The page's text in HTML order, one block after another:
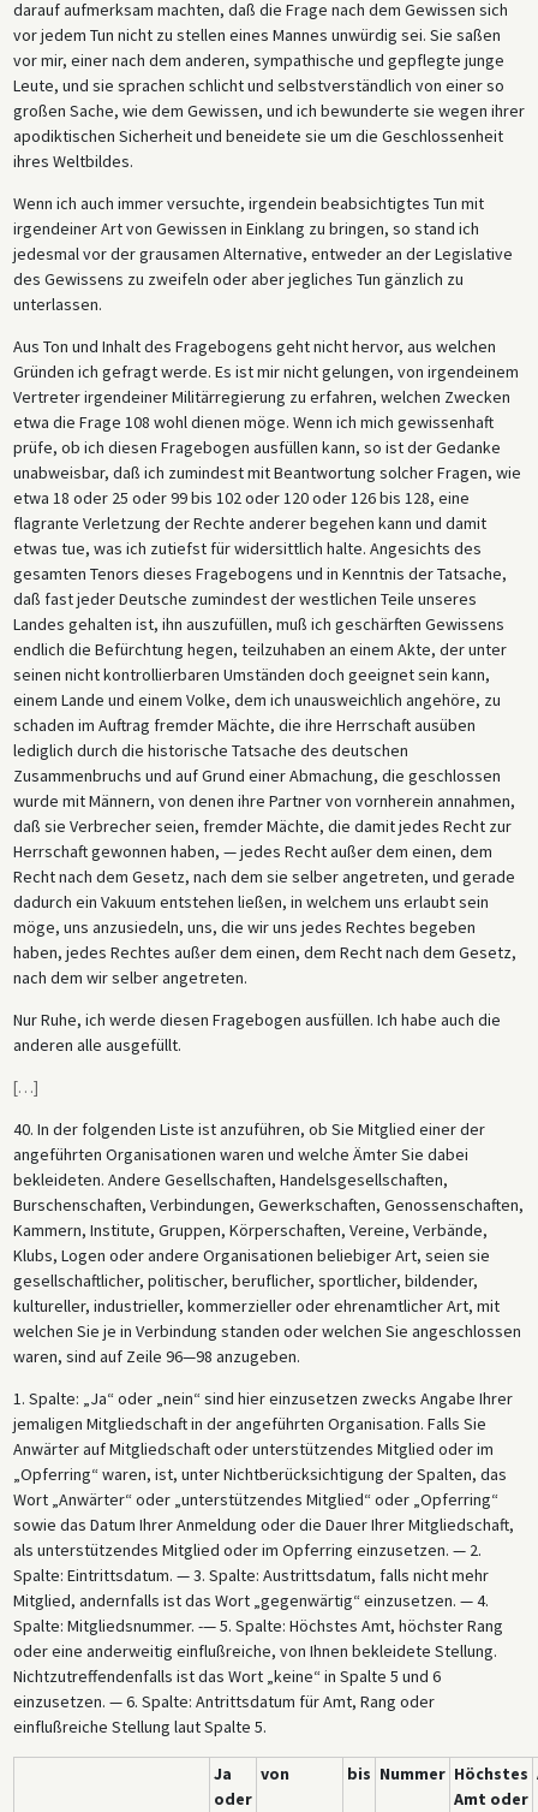
darauf aufmerksam machten, daß die Frage nach dem Gewissen sich
vor jedem Tun nicht zu stellen eines Mannes unwürdig sei. Sie saßen
vor mir, einer nach dem anderen, sympathische und gepflegte junge
Leute, und sie sprachen schlicht und selbstverständlich von einer so
großen Sache, wie dem Gewissen, und ich bewunderte sie wegen ihrer
apodiktischen Sicherheit und beneidete sie um die Geschlossenheit
ihres Weltbildes.
Wenn ich auch immer versuchte, irgendein beabsichtigtes Tun mit
irgendeiner Art von Gewissen in Einklang zu bringen, so stand ich
jedesmal vor der grausamen Alternative, entweder an der Legislative
des Gewissens zu zweifeln oder aber jegliches Tun gänzlich zu
unterlassen.
Aus Ton und Inhalt des Fragebogens geht nicht hervor, aus welchen
Gründen ich gefragt werde. Es ist mir nicht gelungen, von irgendeinem
Vertreter irgendeiner Militärregierung zu er­fahren, welchen Zwecken
etwa die Frage 108 wohl dienen möge. Wenn ich mich gewissenhaft
prüfe, ob ich diesen Fragebogen ausfüllen kann, so ist der Gedanke
unabweisbar, daß ich zumindest mit Beantwortung solcher Fragen, wie
etwa 18 oder 25 oder 99 bis 102 oder 120 oder 126 bis 128, eine
flagrante Verletzung der Rechte anderer begehen kann und damit
etwas tue, was ich zutiefst für widersittlich halte. Angesichts des
gesamten Tenors dieses Fragebogens und in Kenntnis der Tatsache,
daß fast jeder Deutsche zumindest der westlichen Teile unseres
Landes gehalten ist, ihn auszufüllen, muß ich geschärften Gewissens
endlich die Befürchtung hegen, teilzuhaben an einem Akte, der unter
seinen nicht kontrollierbaren Umständen doch geeignet sein kann,
einem Lande und einem Volke, dem ich unausweichlich angehöre, zu
schaden im Auftrag fremder Mächte, die ihre Herrschaft ausüben
lediglich durch die historische Tatsache des deutschen
Zusammenbruchs und auf Grund einer Abmachung, die geschlossen
wurde mit Männern, von denen ihre Partner von vornherein annahmen,
daß sie Verbrecher seien, fremder Mächte, die damit jedes Recht zur
Herrschaft gewonnen haben, — jedes Recht außer dem einen, dem
Recht nach dem Gesetz, nach dem sie selber angetreten, und gerade
dadurch ein Vakuum entstehen ließen, in welchem uns erlaubt sein
möge, uns anzusiedeln, uns, die wir uns jedes Rechtes begeben
haben, jedes Rechtes außer dem einen, dem Recht nach dem Gesetz,
nach dem wir selber angetreten.
Nur Ruhe, ich werde diesen Fragebogen ausfüllen. Ich habe auch die
anderen alle ausgefüllt.
[…]
40. In der folgenden Liste ist anzuführen, ob Sie Mitglied einer der
angeführten Organisationen waren und welche Ämter Sie dabei
bekleideten. Andere Gesellschaften, Handelsgesellschaften,
Burschenschaften, Verbindungen, Gewerkschaften, Genossenschaften,
Kammern, Institute, Gruppen, Körperschaften, Vereine, Verbände,
Klubs, Logen oder andere Organisationen beliebiger Art, seien sie
gesellschaftlicher, politischer, beruflicher, sportlicher, bildender,
kultureller, industrieller, kommerzieller oder ehrenamtlicher Art, mit
welchen Sie je in Verbindung standen oder welchen Sie angeschlossen
waren, sind auf Zeile 96—98 anzugeben.
1. Spalte: „Ja“ oder „nein“ sind hier einzusetzen zwecks Angabe Ihrer
jemaligen Mitgliedschaft in der angeführten Organisation. Falls Sie
Anwärter auf Mitgliedschaft oder unterstützendes Mitglied oder im
„Opferring“ waren, ist, unter Nichtberücksichtigung der Spalten, das
Wort „Anwärter“ oder „unterstützendes Mitglied“ oder „Opferring“
sowie das Datum Ihrer Anmeldung oder die Dauer Ihrer Mitgliedschaft,
als unterstützendes Mitglied oder im Opferring einzusetzen. — 2.
Spalte: Eintrittsdatum. — 3. Spalte: Austrittsdatum, falls nicht mehr
Mitglied, andernfalls ist das Wort „gegenwärtig“ einzusetzen. — 4.
Spalte: Mitgliedsnummer. -— 5. Spalte: Höchstes Amt, höchster Rang
oder eine anderweitig einflußreiche, von Ihnen bekleidete Stellung.
Nichtzutreffendenfalls ist das Wort „keine“ in Spalte 5 und 6
einzusetzen. — 6. Spalte: Antrittsdatum für Amt, Rang oder
einflußreiche Stellung laut Spalte 5.
Ja
oder
von bis Nummer Höchstes
Amt oder